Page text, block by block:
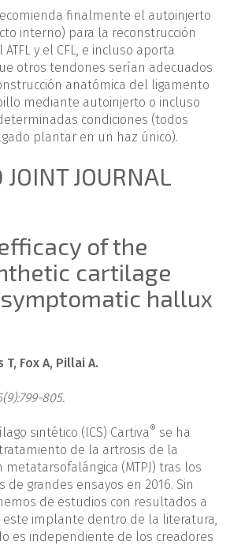
finalmente el autoinjerto
interno) para la reconstrucción
y el CFL, e incluso aporta
otros tendones serían adecuados
anatómica del ligamento
mediante autoinjerto o incluso
condiciones (todos
plantar en un haz único).
JOURNAL
of the
cartilage
hallux
Fox A, Pillai A.
805.
sintético (ICS) Cartiva® se ha
de la artrosis de la
(MTPJ) tras los
grandes ensayos en 2016. Sin
de estudios con resultados a
este implante dentro de la literatura,
es independiente de los creadores